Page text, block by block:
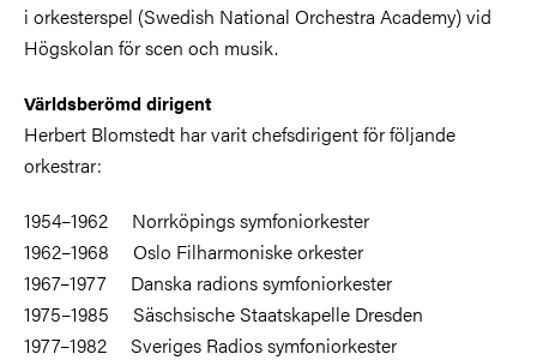
i orkesterspel (Swedish National Orchestra Academy) vid
Högskolan för scen och musik.
Världsberömd dirigent
Herbert Blomstedt har varit chefsdirigent för följande
orkestrar:
1954–1962 Norrköpings symfoniorkester
1962–1968 Oslo Filharmoniske orkester
1967–1977 Danska radions symfoniorkester
1975–1985 Säschsische Staatskapelle Dresden
1977–1982 Sveriges Radios symfoniorkester